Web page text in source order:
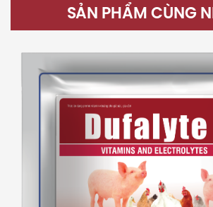
SẢN PHẨM CÙNG